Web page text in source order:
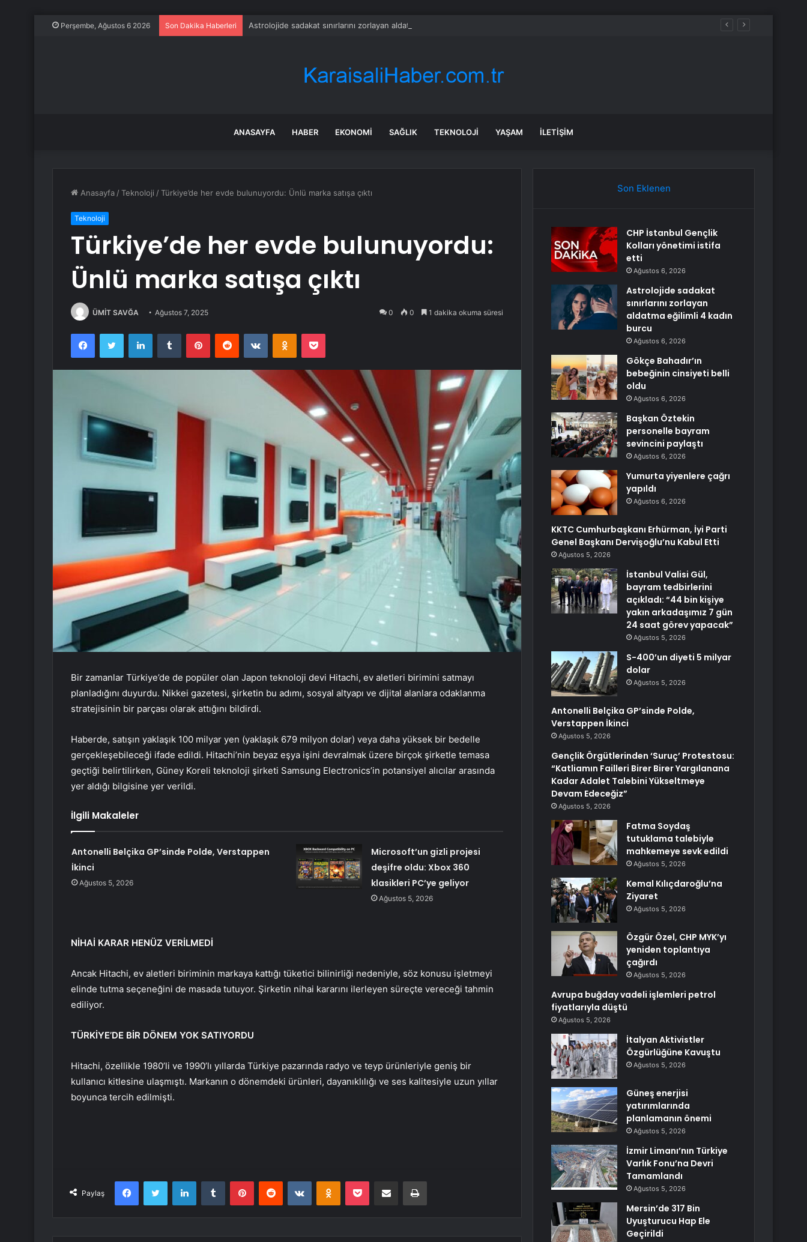
Perşembe, Ağustos 6 2026 Son Dakika Haberleri Astrolojide sadakat sınırlarını zorlayan aldatma eğilimli 4 kadın burcu
ANASAYFA HABER EKONOMI SAĞLIK TEKNOLOJI YAŞAM İLETIŞIM
Anasayfa /Teknoloji /Türkiye’de her evde bulunuyordu: Ünlü marka satışa çıktı
Teknoloji
Türkiye’de her evde bulunuyordu:
Ünlü marka satışa çıktı
ÜMİT SAVĞA Ağustos 7, 2025 0 0 1 dakika okuma süresi
FacebookTwitter LinkedInTumblr PinterestReddit VKontakteOdnoklassniki
Pocket
Bir zamanlar Türkiye’de de popüler olan Japon teknoloji devi Hitachi, ev aletleri birimini satmayı
planladığını duyurdu. Nikkei gazetesi, şirketin bu adımı, sosyal altyapı ve dijital alanlara odaklanma
stratejisinin bir parçası olarak attığını bildirdi.
Haberde, satışın yaklaşık 100 milyar yen (yaklaşık 679 milyon dolar) veya daha yüksek bir bedelle
gerçekleşebileceği ifade edildi. Hitachi’nin beyaz eşya işini devralmak üzere birçok şirketle temasa
geçtiği belirtilirken, Güney Koreli teknoloji şirketi Samsung Electronics’in potansiyel alıcılar arasında
yer aldığı bilgisine yer verildi.
İlgili Makaleler
Antonelli Belçika GP’sinde Polde, Verstappen
İkinci
Ağustos 5, 2026
Microsoft’un gizli projesi
deşifre oldu: Xbox 360
klasikleri PC’ye geliyor
Ağustos 5, 2026
NİHAİ KARAR HENÜZ VERİLMEDİ
Ancak Hitachi, ev aletleri biriminin markaya kattığı tüketici bilinirliği nedeniyle, söz konusu işletmeyi
elinde tutma seçeneğini de masada tutuyor. Şirketin nihai kararını ilerleyen süreçte vereceği tahmin
ediliyor.
TÜRKİYE’DE BİR DÖNEM YOK SATIYORDU
Hitachi, özellikle 1980’li ve 1990’lı yıllarda Türkiye pazarında radyo ve teyp ürünleriyle geniş bir
kullanıcı kitlesine ulaşmıştı. Markanın o dönemdeki ürünleri, dayanıklılığı ve ses kalitesiyle uzun yıllar
boyunca tercih edilmişti.
Paylaş
FacebookTwitter LinkedInTumblr PinterestReddit VKontakteOdnoklassniki
Pocket E-Posta ile paylaş Yazdır
Son Eklenen
CHP İstanbul Gençlik
Kolları yönetimi istifa
etti
Ağustos 6, 2026
Astrolojide sadakat
sınırlarını zorlayan
aldatma eğilimli 4 kadın
burcu
Ağustos 6, 2026
Gökçe Bahadır’ın
bebeğinin cinsiyeti belli
oldu
Ağustos 6, 2026
Başkan Öztekin
personelle bayram
sevincini paylaştı
Ağustos 6, 2026
Yumurta yiyenlere çağrı
yapıldı
Ağustos 6, 2026
KKTC Cumhurbaşkanı Erhürman, İyi Parti
Genel Başkanı Dervişoğlu’nu Kabul Etti
Ağustos 5, 2026
İstanbul Valisi Gül,
bayram tedbirlerini
açıkladı: “44 bin kişiye
yakın arkadaşımız 7 gün
24 saat görev yapacak”
Ağustos 5, 2026
S-400’un diyeti 5 milyar
dolar
Ağustos 5, 2026
Antonelli Belçika GP’sinde Polde,
Verstappen İkinci
Ağustos 5, 2026
Gençlik Örgütlerinden ‘Suruç’ Protestosu:
“Katliamın Failleri Birer Birer Yargılanana
Kadar Adalet Talebini Yükseltmeye
Devam Edeceğiz”
Ağustos 5, 2026
Fatma Soydaş
tutuklama talebiyle
mahkemeye sevk edildi
Ağustos 5, 2026
Kemal Kılıçdaroğlu’na
Ziyaret
Ağustos 5, 2026
Özgür Özel, CHP MYK’yı
yeniden toplantıya
çağırdı
Ağustos 5, 2026
Avrupa buğday vadeli işlemleri petrol
fiyatlarıyla düştü
Ağustos 5, 2026
İtalyan Aktivistler
Özgürlüğüne Kavuştu
Ağustos 5, 2026
Güneş enerjisi
yatırımlarında
planlamanın önemi
Ağustos 5, 2026
İzmir Limanı’nın Türkiye
Varlık Fonu’na Devri
Tamamlandı
Ağustos 5, 2026
Mersin’de 317 Bin
Uyuşturucu Hap Ele
Geçirildi